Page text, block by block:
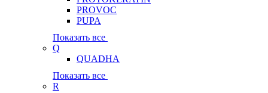
PROVOC
PUPA
Показать все
Q
QUADHA
Показать все
R